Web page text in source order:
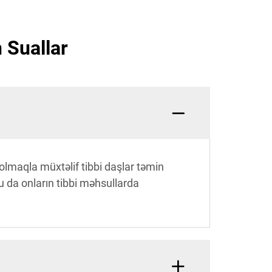
Suallar
müxtəlif tibbi daşlar təmin
da onların tibbi məhsullarda